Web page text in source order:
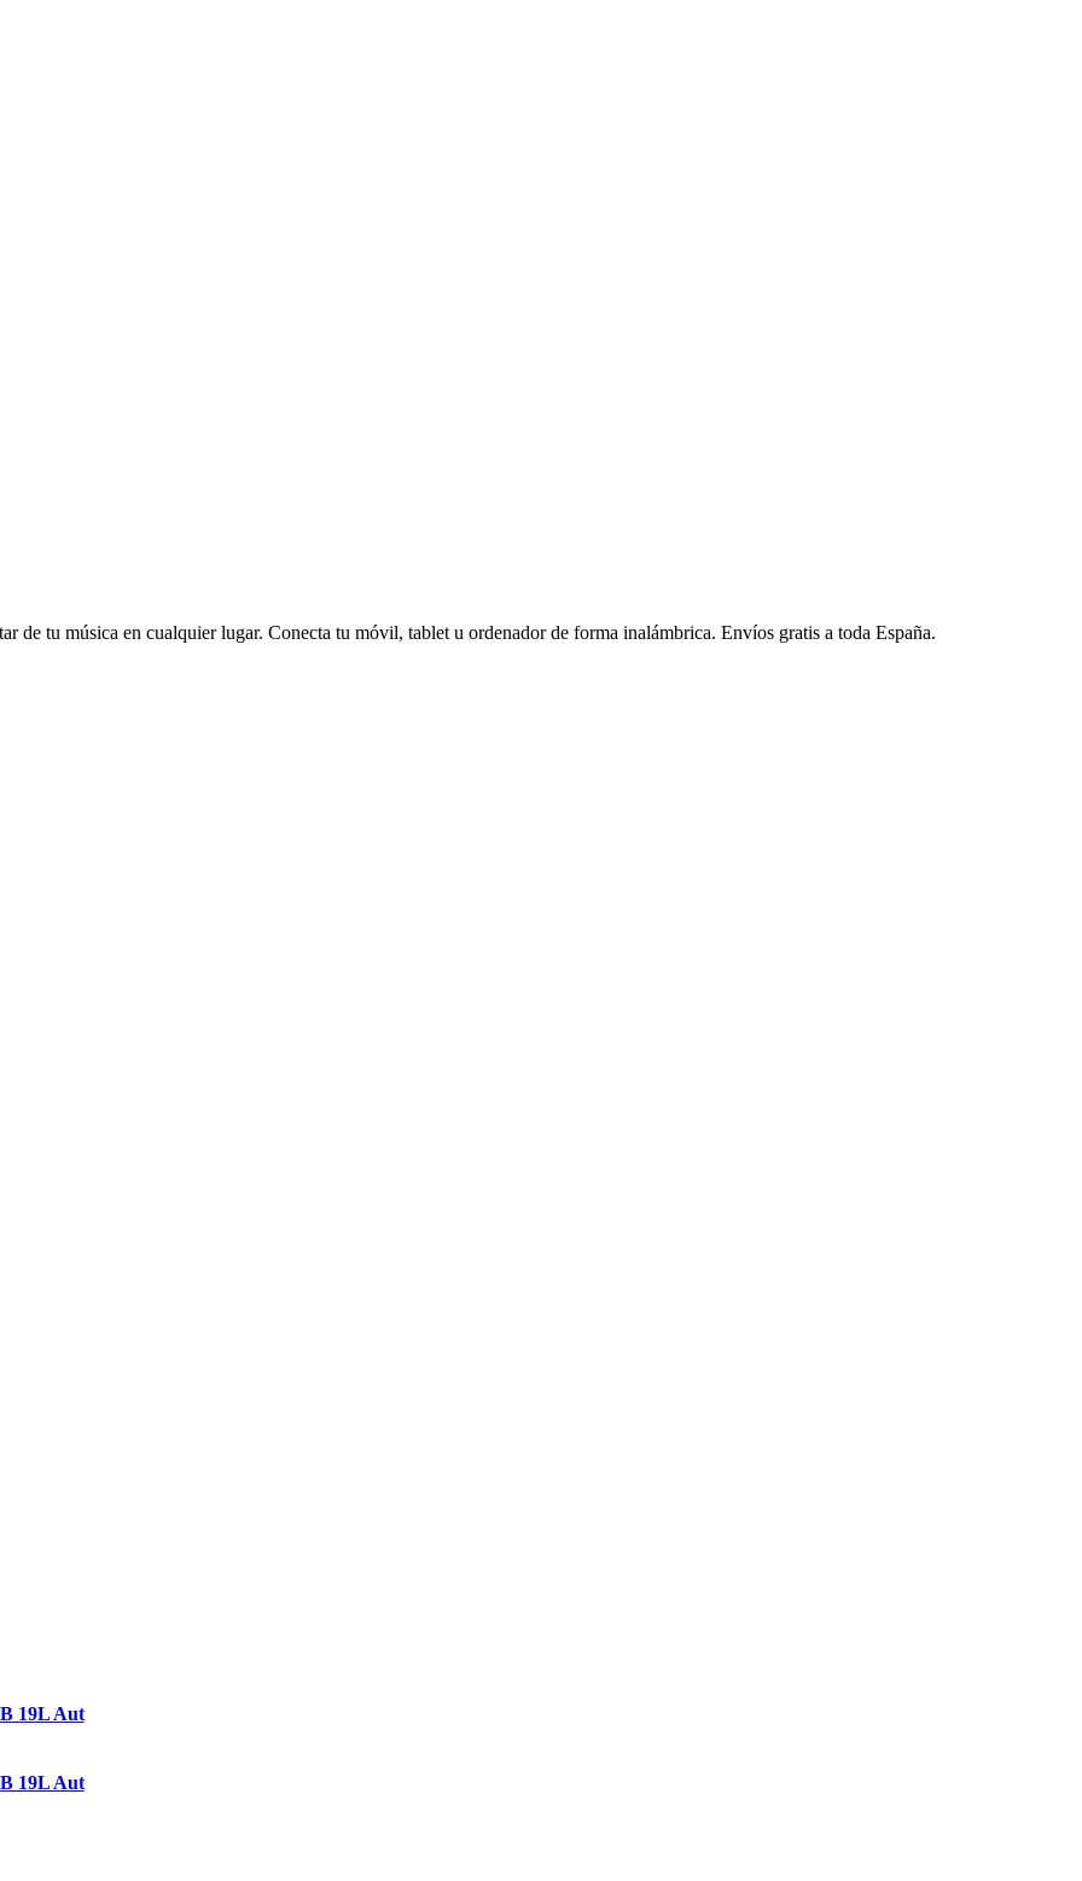
de tu música en cualquier lugar. Conecta tu móvil, tablet u ordenador de forma inalámbrica. Envíos gratis a toda España.
19L Aut
19L Aut